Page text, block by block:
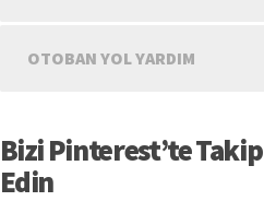
OTOBAN YOL YARDIM
Bizi Pinterest’te Takip
Edin